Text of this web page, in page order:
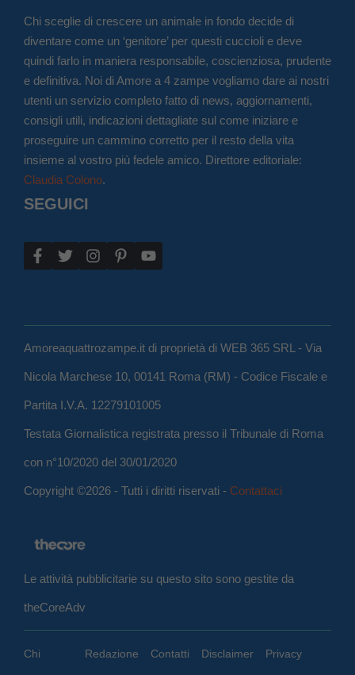
Chi sceglie di crescere un animale in fondo decide di
diventare come un ‘genitore’ per questi cuccioli e deve
quindi farlo in maniera responsabile, coscienziosa, prudente
e definitiva. Noi di Amore a 4 zampe vogliamo dare ai nostri
utenti un servizio completo fatto di news, aggiornamenti,
consigli utili, indicazioni dettagliate sul come iniziare e
proseguire un cammino corretto per il resto della vita
insieme al vostro più fedele amico. Direttore editoriale:
Claudia Colono.
SEGUICI
Amoreaquattrozampe.it di proprietà di WEB 365 SRL - Via
Nicola Marchese 10, 00141 Roma (RM) - Codice Fiscale e
Partita I.V.A. 12279101005
Testata Giornalistica registrata presso il Tribunale di Roma
con n°10/2020 del 30/01/2020
Copyright ©2026 - Tutti i diritti riservati - Contattaci
Le attività pubblicitarie su questo sito sono gestite da
theCoreAdv
Chi Redazione Contatti Disclaimer Privacy